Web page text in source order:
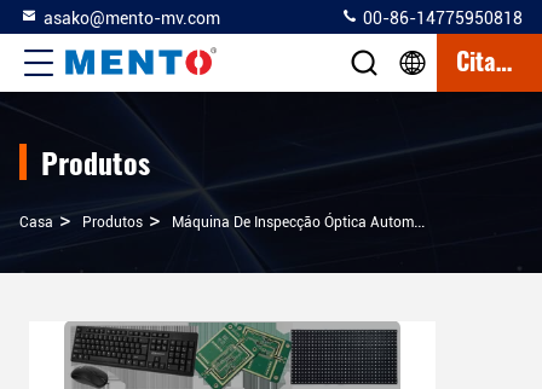
asako@mento-mv.com 00-86-14775950818
Citações
Produtos
Casa > Produtos > Máquina De Inspecção Óptica Automatizada